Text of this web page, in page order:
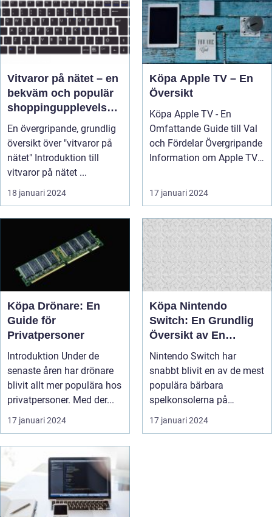
Vitvaror på nätet – en
bekväm och populär
shoppingupplevelse
för privatpersoner
En övergripande, grundlig
översikt över "vitvaror på
nätet" Introduktion till
vitvaror på nätet ...
18 januari 2024
Köpa Apple TV – En
Översikt
Köpa Apple TV - En
Omfattande Guide till Val
och Fördelar Övergripande
Information om Apple TV
17 januari 2024
Köpa Drönare: En
Guide för
Privatpersoner
Introduktion Under de
senaste åren har drönare
blivit allt mer populära hos
privatpersoner. Med der...
17 januari 2024
Köpa Nintendo
Switch: En Grundlig
Översikt av En
Populär Spelkonsol
Nintendo Switch har
snabbt blivit en av de mest
populära bärbara
spelkonsolerna på
marknaden idag. D...
17 januari 2024